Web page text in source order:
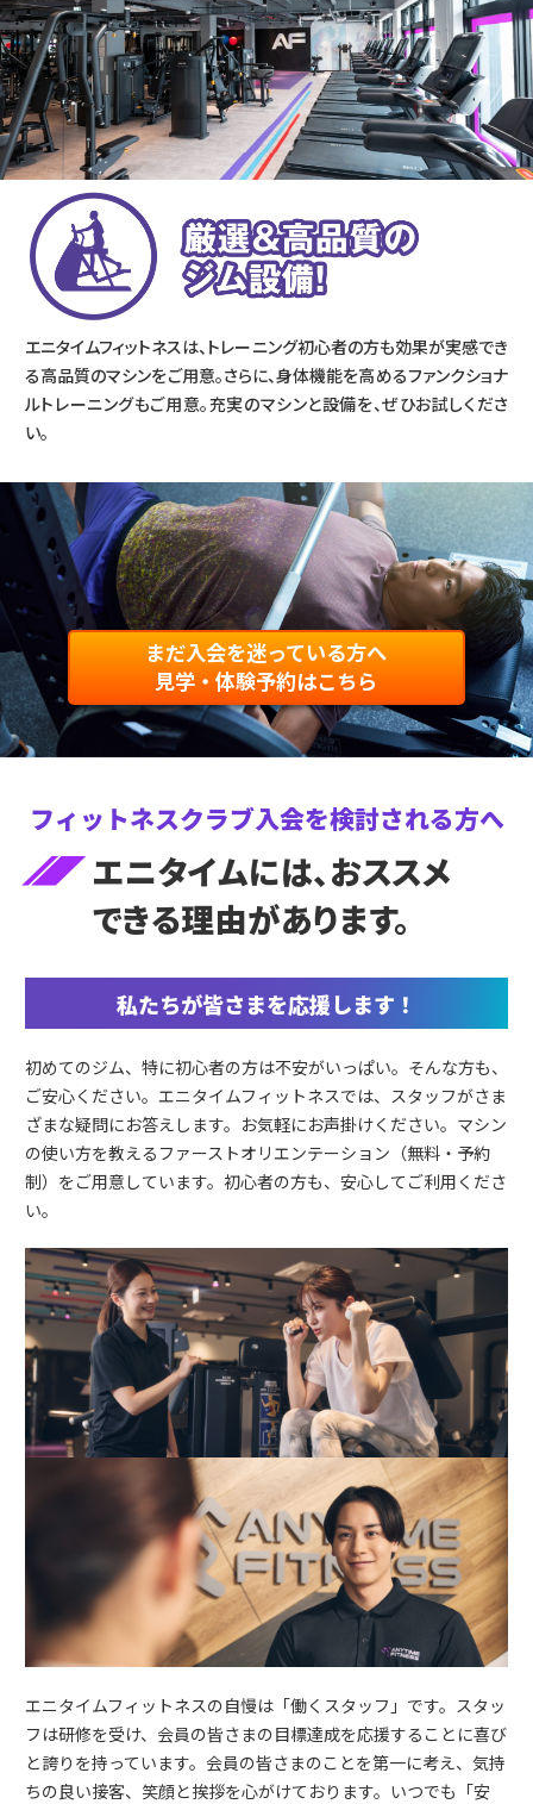
エニタイムフィットネスは、トレーニング初心者の方も効果が実感でき
る高品質のマシンをご用意。さらに、身体機能を高めるファンクショナ
ルトレーニングもご用意。充実のマシンと設備を、ぜひお試しくださ
い。
まだ入会を迷っている方へ
見学・体験予約はこちら
フィットネスクラブ入会を検討される方へ
エニタイムには、おススメ
できる理由があります。
私たちが皆さまを応援します！
初めてのジム、特に初心者の方は不安がいっぱい。そんな方も、
ご安心ください。エニタイムフィットネスでは、スタッフがさま
ざまな疑問にお答えします。お気軽にお声掛けください。マシン
の使い方を教えるファーストオリエンテーション（無料・予約
制）をご用意しています。初心者の方も、安心してご利用くださ
い。
エニタイムフィットネスの自慢は「働くスタッフ」です。スタッ
フは研修を受け、会員の皆さまの目標達成を応援することに喜び
と誇りを持っています。会員の皆さまのことを第一に考え、気持
ちの良い接客、笑顔と挨拶を心がけております。いつでも「安